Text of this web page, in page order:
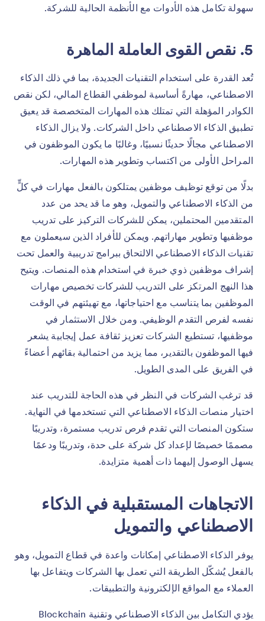
سهولة تكامل هذه الأدوات مع الأنظمة الحالية للشركة.
5. نقص القوى العاملة الماهرة
تُعد القدرة على استخدام التقنيات الجديدة، بما في ذلك الذكاء
الاصطناعي، مهارةً أساسية لموظفي القطاع المالي، لكن نقص
الكوادر المؤهلة التي تمتلك هذه المهارات المتخصصة قد يعيق
تطبيق الذكاء الاصطناعي داخل الشركات. ولا يزال الذكاء
الاصطناعي مجالًا حديثًا نسبيًا، وغالبًا ما يكون الموظفون في
المراحل الأولى من اكتساب وتطوير هذه المهارات.
بدلًا من توقع توظيف موظفين يمتلكون بالفعل مهارات في كلٍّ
من الذكاء الاصطناعي والتمويل، وهو ما قد يحد من عدد
المتقدمين المحتملين، يمكن للشركات التركيز على تدريب
موظفيها وتطوير مهاراتهم. ويمكن للأفراد الذين سيعملون مع
تقنيات الذكاء الاصطناعي الالتحاق ببرامج تدريبية والعمل تحت
إشراف موظفين ذوي خبرة في استخدام هذه المنصات. ويتيح
هذا النهج المرتكز على التدريب للشركات تخصيص مهارات
الموظفين بما يتناسب مع احتياجاتها، مع تهيئتهم في الوقت
نفسه لفرص التقدم الوظيفي. ومن خلال الاستثمار في
موظفيها، تستطيع الشركات تعزيز ثقافة عمل إيجابية يشعر
فيها الموظفون بالتقدير، مما يزيد من احتمالية بقائهم أعضاءً
في الفريق على المدى الطويل.
قد ترغب الشركات في النظر في هذه الحاجة للتدريب عند
اختيار منصات الذكاء الاصطناعي التي تستخدمها في النهاية.
ستكون المنصات التي تقدم فرص تدريب مستمرة، وتدريبًا
مصممًا خصيصًا لإعداد كل شركة على حدة، وتدريبًا ودعمًا
يسهل الوصول إليهما ذات أهمية متزايدة.
الاتجاهات المستقبلية في الذكاء
الاصطناعي والتمويل
يوفر الذكاء الاصطناعي إمكانات واعدة في قطاع التمويل، وهو
بالفعل يُشكّل الطريقة التي تعمل بها الشركات ويتفاعل بها
العملاء مع المواقع الإلكترونية والتطبيقات.
يؤدي التكامل بين الذكاء الاصطناعي وتقنية Blockchain